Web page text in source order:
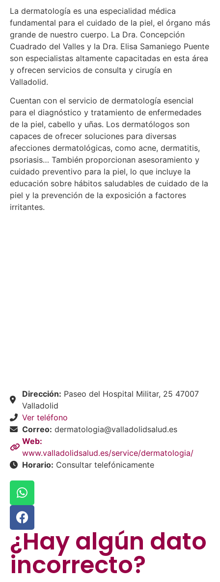
La dermatología es una especialidad médica
fundamental para el cuidado de la piel, el órgano más
grande de nuestro cuerpo. La Dra. Concepción
Cuadrado del Valles y la Dra. Elisa Samaniego Puente
son especialistas altamente capacitadas en esta área
y ofrecen servicios de consulta y cirugía en
Valladolid.
Cuentan con el servicio de dermatología esencial
para el diagnóstico y tratamiento de enfermedades
de la piel, cabello y uñas. Los dermatólogos son
capaces de ofrecer soluciones para diversas
afecciones dermatológicas, como acne, dermatitis,
psoriasis… También proporcionan asesoramiento y
cuidado preventivo para la piel, lo que incluye la
educación sobre hábitos saludables de cuidado de la
piel y la prevención de la exposición a factores
irritantes.
Dirección: Paseo del Hospital Militar, 25 47007
Valladolid
Ver teléfono
Correo: dermatologia@valladolidsalud.es
Web:
www.valladolidsalud.es/service/dermatologia/
Horario: Consultar telefónicamente
¿Hay algún dato
incorrecto?